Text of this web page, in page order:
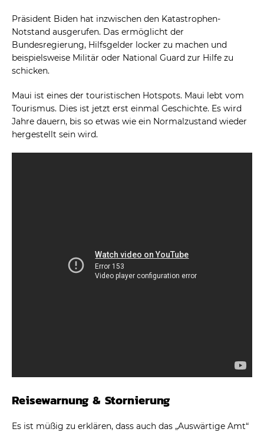
Präsident Biden hat inzwischen den Katastrophen-
Notstand ausgerufen. Das ermöglicht der
Bundesregierung, Hilfsgelder locker zu machen und
beispielsweise Militär oder National Guard zur Hilfe zu
schicken.
Maui ist eines der touristischen Hotspots. Maui lebt vom
Tourismus. Dies ist jetzt erst einmal Geschichte. Es wird
Jahre dauern, bis so etwas wie ein Normalzustand wieder
hergestellt sein wird.
Reisewarnung & Stornierung
Es ist müßig zu erklären, dass auch das „Auswärtige Amt“